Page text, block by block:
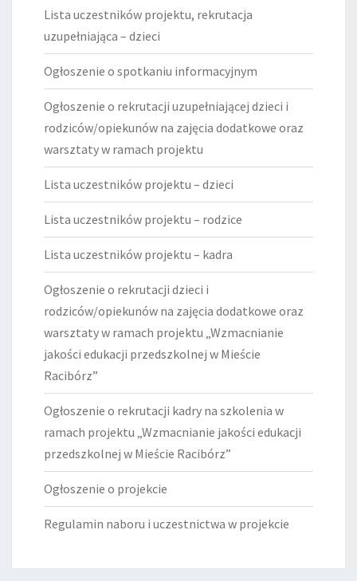
Lista uczestników projektu, rekrutacja
uzupełniająca – dzieci
Ogłoszenie o spotkaniu informacyjnym
Ogłoszenie o rekrutacji uzupełniającej dzieci i
rodziców/opiekunów na zajęcia dodatkowe oraz
warsztaty w ramach projektu
Lista uczestników projektu – dzieci
Lista uczestników projektu – rodzice
Lista uczestników projektu – kadra
Ogłoszenie o rekrutacji dzieci i
rodziców/opiekunów na zajęcia dodatkowe oraz
warsztaty w ramach projektu „Wzmacnianie
jakości edukacji przedszkolnej w Mieście
Racibórz”
Ogłoszenie o rekrutacji kadry na szkolenia w
ramach projektu „Wzmacnianie jakości edukacji
przedszkolnej w Mieście Racibórz”
Ogłoszenie o projekcie
Regulamin naboru i uczestnictwa w projekcie